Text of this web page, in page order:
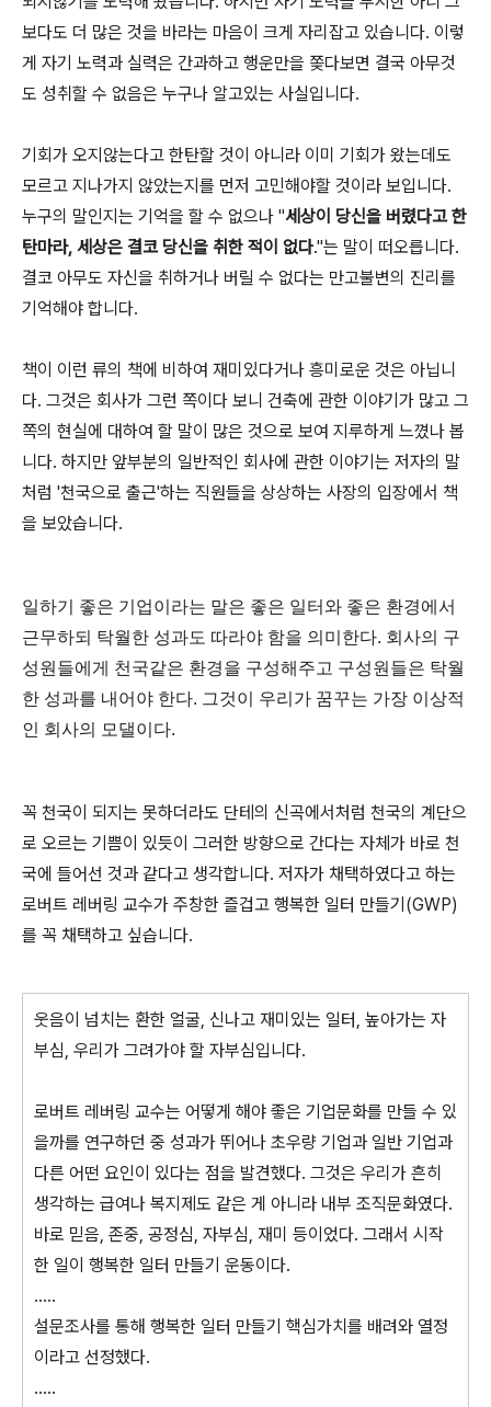
보다도 더 많은 것을 바라는 마음이 크게 자리잡고 있습니다. 이렇
게 자기 노력과 실력은 간과하고 행운만을 쫒다보면 결국 아무것
도 성취할 수 없음은 누구나 알고있는 사실입니다.
기회가 오지않는다고 한탄할 것이 아니라 이미 기회가 왔는데도
모르고 지나가지 않았는지를 먼저 고민해야할 것이라 보입니다.
누구의 말인지는 기억을 할 수 없으나 "세상이 당신을 버렸다고 한
탄마라, 세상은 결코 당신을 취한 적이 없다."는 말이 떠오릅니다.
결코 아무도 자신을 취하거나 버릴 수 없다는 만고불변의 진리를
기억해야 합니다.
책이 이런 류의 책에 비하여 재미있다거나 흥미로운 것은 아닙니
다. 그것은 회사가 그런 쪽이다 보니 건축에 관한 이야기가 많고 그
쪽의 현실에 대하여 할 말이 많은 것으로 보여 지루하게 느꼈나 봅
니다. 하지만 앞부분의 일반적인 회사에 관한 이야기는 저자의 말
처럼 '천국으로 출근'하는 직원들을 상상하는 사장의 입장에서 책
을 보았습니다.
일하기 좋은 기업이라는 말은 좋은 일터와 좋은 환경에서
근무하되 탁월한 성과도 따라야 함을 의미한다. 회사의 구
성원들에게 천국같은 환경을 구성해주고 구성원들은 탁월
한 성과를 내어야 한다. 그것이 우리가 꿈꾸는 가장 이상적
인 회사의 모댈이다.
꼭 천국이 되지는 못하더라도 단테의 신곡에서처럼 천국의 계단으
로 오르는 기쁨이 있듯이 그러한 방향으로 간다는 자체가 바로 천
국에 들어선 것과 같다고 생각합니다. 저자가 채택하였다고 하는
로버트 레버링 교수가 주창한 즐겁고 행복한 일터 만들기(GWP)
를 꼭 채택하고 싶습니다.
웃음이 넘치는 환한 얼굴, 신나고 재미있는 일터, 높아가는 자
부심, 우리가 그려가야 할 자부심입니다.
로버트 레버링 교수는 어떻게 해야 좋은 기업문화를 만들 수 있
을까를 연구하던 중 성과가 뛰어나 초우량 기업과 일반 기업과
다른 어떤 요인이 있다는 점을 발견했다. 그것은 우리가 흔히
생각하는 급여나 복지제도 같은 게 아니라 내부 조직문화였다.
바로 믿음, 존중, 공정심, 자부심, 재미 등이었다. 그래서 시작
한 일이 행복한 일터 만들기 운동이다.
.....
설문조사를 통해 행복한 일터 만들기 핵심가치를 배려와 열정
이라고 선정했다.
.....